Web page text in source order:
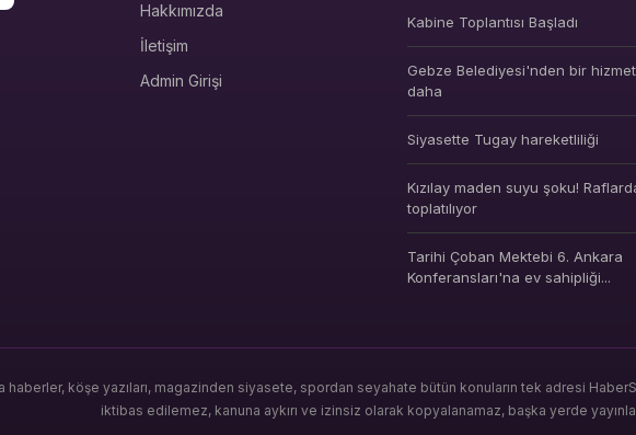
Hakkımızda
İletişim
Admin Girişi
Kabine Toplantısı Başladı
Gebze Belediyesi'nden bir hizmet
daha
Siyasette Tugay hareketliliği
Kızılay maden suyu şoku!
toplatılıyor
Tarihi Çoban Mektebi 6. Ankara
Konferansları'na ev sahipliği...
köşe yazıları, magazinden siyasete, spordan seyahate bütün konuların tek adresi
iktibas edilemez, kanuna aykırı ve izinsiz olarak kopyalanamaz, başka yerde